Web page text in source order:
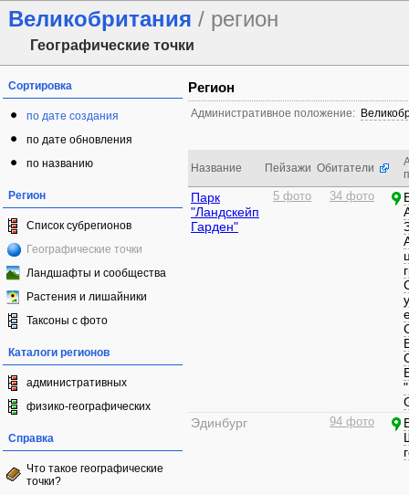
Великобритания / регион
Географические точки
Сортировка
по дате создания
по дате обновления
по названию
Регион
Список субрегионов
Географические точки
Ландшафты и сообщества
Растения и лишайники
Таксоны с фото
Каталоги регионов
административных
физико-географических
Справка
Что такое географические
точки?
Регион
Административное положение:
Название Пейзажи Обитатели
Парк
"Ландскейп
Гарден"
5 фото 34 фото
Эдинбург
94 фото